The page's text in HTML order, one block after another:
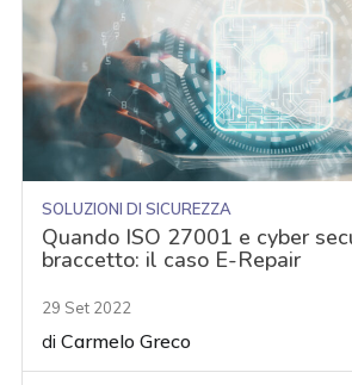
SOLUZIONI DI SICUREZZA
Quando ISO 27001 e cyber
braccetto: il caso E-Repair
29 Set 2022
diCarmelo Greco